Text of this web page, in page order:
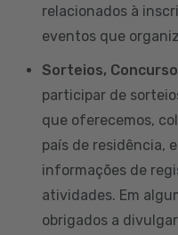
relacionados à
eventos que
Sorteios,
participar de
que oferecemos,
país de residência,
informações de
atividades. Em
obrigados a